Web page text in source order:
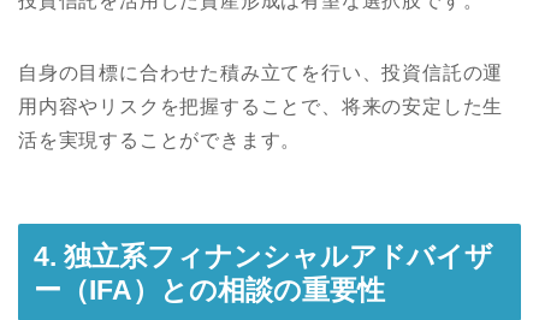
自身の目標に合わせた積み立てを行い、投資信託の運
用内容やリスクを把握することで、将来の安定した生
活を実現することができます。
4. 独立系フィナンシャルアドバイザ
ー（IFA）との相談の重要性